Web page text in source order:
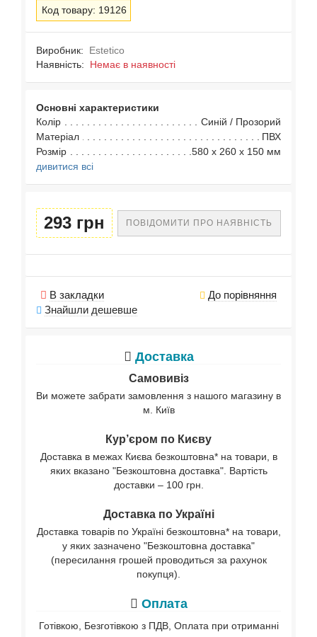
Код товару: 19126
Виробник:
Estetico
Наявність: Немає в наявності
Основні характеристики
Колір
Синій / Прозорий
Матеріал
ПВХ
Розмір
580 x 260 x 150 мм
дивитися всі
293 грн ПОВІДОМИТИ ПРО НАЯВНІСТЬ
В закладки
До порівняння
Знайшли дешевше
Доставка
Самовивіз
Ви можете забрати замовлення з нашого магазину в
м. Київ
Кур’єром по Києву
Доставка в межах Києва безкоштовна* на товари, в
яких вказано "Безкоштовна доставка". Вартість
доставки – 100 грн.
Доставка по Україні
Доставка товарів по Україні безкоштовна* на товари,
у яких зазначено "Безкоштовна доставка"
(пересилання грошей проводиться за рахунок
покупця).
Оплата
Готівкою, Безготівкою з ПДВ, Оплата при отриманні